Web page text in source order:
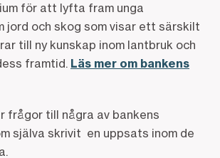
för att lyfta fram unga
jord och skog som visar ett särskilt
till ny kunskap inom lantbruk och
framtid. Läs mer om bankens
frågor till några av bankens
själva skrivit en uppsats inom de